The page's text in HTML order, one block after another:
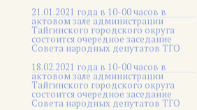
21.01.2021 года в 10-00 часов в
актовом зале администрации
Тайгинского городского округа
состоится очередное заседание
Совета народных депутатов ТГО
18.02.2021 года в 10-00 часов в
актовом зале администрации
Тайгинского городского округа
состоится очередное заседание
Совета народных депутатов ТГО